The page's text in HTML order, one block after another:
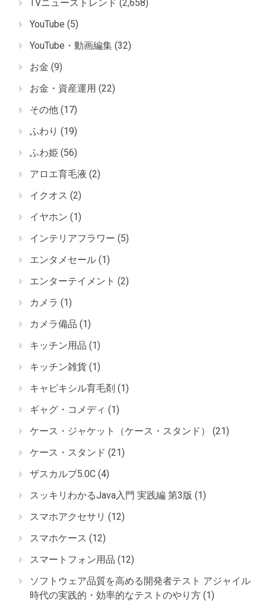
TVニューストレンド (2,658)
YouTube (5)
YouTube・動画編集 (32)
お金 (9)
お金・資産運用 (22)
その他 (17)
ふわり (19)
ふわ姫 (56)
アロエ育毛液 (2)
イクオス (2)
イヤホン (1)
インテリアフラワー (5)
エンタメセール (1)
エンターテイメント (2)
カメラ (1)
カメラ備品 (1)
キッチン用品 (1)
キッチン雑貨 (1)
キャピキシル育毛剤 (1)
ギャグ・コメディ (1)
ケース・ジャケット（ケース・スタンド）
(21)
ケース・スタンド (21)
ザスカルプ5.0C (4)
スッキリわかるJava入門 実践編 第3版 (1)
スマホアクセサリ (12)
スマホケース (12)
スマートフォン用品 (12)
ソフトウェア品質を高める開発者テスト アジャイル
時代の実践的・効率的なテストのやり方 (1)